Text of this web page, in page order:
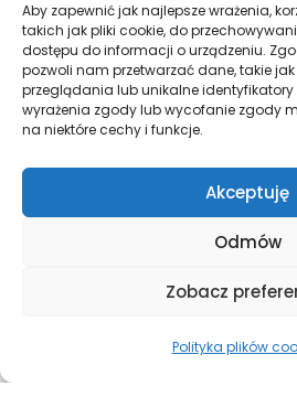
Aby zapewnić jak najlepsze wrażenia,
takich jak pliki cookie, do
dostępu do informacji o urządzeniu.
pozwoli nam przetwarzać dane, takie
przeglądania lub unikalne identyfikatory
wyrażenia zgody lub wycofanie zgody
na niektóre cechy i funkcje.
Akceptuję
Odmów
Zobacz
Polityka plików
Ogrodzenie łupane